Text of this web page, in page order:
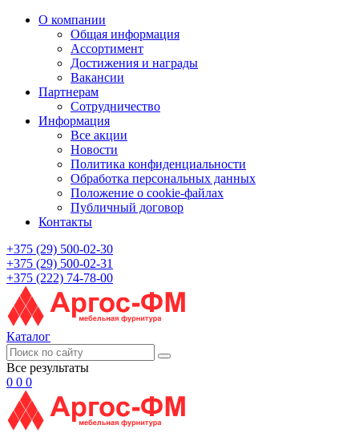
О компании
Общая информация
Ассортимент
Достижения и награды
Вакансии
Партнерам
Сотрудничество
Информация
Все акции
Новости
Политика конфиденциальности
Обработка персональных данных
Положение о cookie-файлах
Публичный договор
Контакты
+375 (29) 500-02-30
+375 (29) 500-02-31
+375 (222) 74-78-00
Каталог
Все результаты
0 0 0